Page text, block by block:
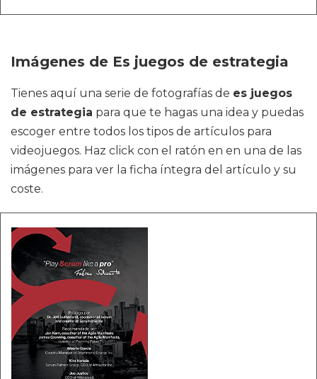
Imágenes de Es juegos de estrategia
Tienes aquí una serie de fotografías de es juegos
de estrategia para que te hagas una idea y puedas
escoger entre todos los tipos de artículos para
videojuegos. Haz click con el ratón en en una de las
imágenes para ver la ficha íntegra del artículo y su
coste.